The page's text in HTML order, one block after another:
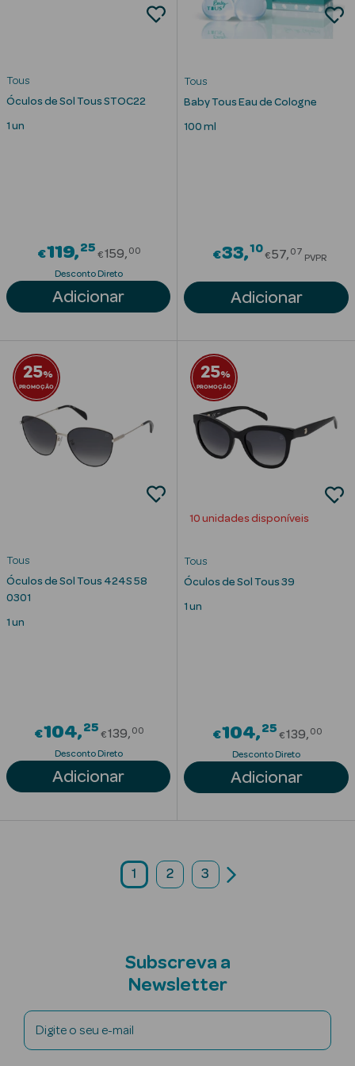
Ver Tudo
- Beauty
Eau de Parfum
Eau de Toilette
Eau de Parfum
Tous
Óculos de Sol Tous STOC22
1 un
€119 25Price reduced from
€159 00
Desconto Direto
Adicionar
Tous
Baby Tous Eau de Cologne
100 ml
€33 10Price
€57 07
PVPR
Adicionar
25%
PROMOÇÃO
Tous
Óculos de Sol Tous 424S 58
0301
1 un
€104 25Price reduced from
€139 00
Desconto Direto
Adicionar
25%
PROMOÇÃO
10 unidades disponíveis
Tous
Óculos de Sol Tous 39
1 un
€104 25Price
€139 00
Desconto Direto
Adicionar
1 2 3
Subscreva a
Newsletter
Digite o seu e-mail